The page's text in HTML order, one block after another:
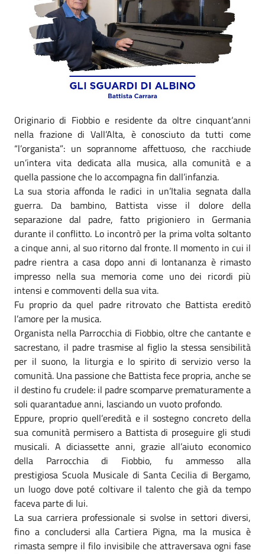
Originario di Fiobbio e residente da oltre cinquant’anni
nella frazione di Vall’Alta, è conosciuto da tutti come
“l’organista”: un soprannome affettuoso, che racchiude
un’intera vita dedicata alla musica, alla comunità e a
quella passione che lo accompagna fin dall’infanzia.
La sua storia affonda le radici in un’Italia segnata dalla
guerra. Da bambino, Battista visse il dolore della
separazione dal padre, fatto prigioniero in Germania
durante il conflitto. Lo incontrò per la prima volta soltanto
a cinque anni, al suo ritorno dal fronte. Il momento in cui il
padre rientra a casa dopo anni di lontananza è rimasto
impresso nella sua memoria come uno dei ricordi più
intensi e commoventi della sua vita.
Fu proprio da quel padre ritrovato che Battista ereditò
l’amore per la musica.
Organista nella Parrocchia di Fiobbio, oltre che cantante e
sacrestano, il padre trasmise al figlio la stessa sensibilità
per il suono, la liturgia e lo spirito di servizio verso la
comunità. Una passione che Battista fece propria, anche se
il destino fu crudele: il padre scomparve prematuramente a
soli quarantadue anni, lasciando un vuoto profondo.
Eppure, proprio quell’eredità e il sostegno concreto della
sua comunità permisero a Battista di proseguire gli studi
musicali. A diciassette anni, grazie all’aiuto economico
della Parrocchia di Fiobbio, fu ammesso alla
prestigiosa Scuola Musicale di Santa Cecilia di Bergamo,
un luogo dove poté coltivare il talento che già da tempo
faceva parte di lui.
La sua carriera professionale si svolse in settori diversi,
fino a concludersi alla Cartiera Pigna, ma la musica è
rimasta sempre il filo invisibile che attraversava ogni fase